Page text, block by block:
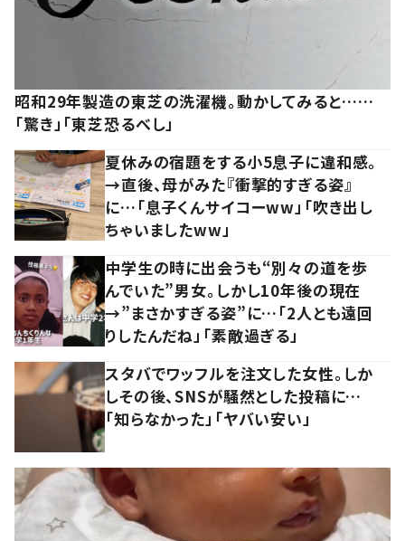
昭和29年製造の東芝の洗濯機。動かしてみると……
「驚き」「東芝恐るべし」
夏休みの宿題をする小5息子に違和感。
→直後、母がみた『衝撃的すぎる姿』
に…「息子くんサイコーww」「吹き出し
ちゃいましたww」
中学生の時に出会うも“別々の道を歩
んでいた”男女。しかし10年後の現在
→”まさかすぎる姿”に…「2人とも遠回
りしたんだね」「素敵過ぎる」
スタバでワッフルを注文した女性。しか
しその後、SNSが騒然とした投稿に…
「知らなかった」「ヤバい安い」